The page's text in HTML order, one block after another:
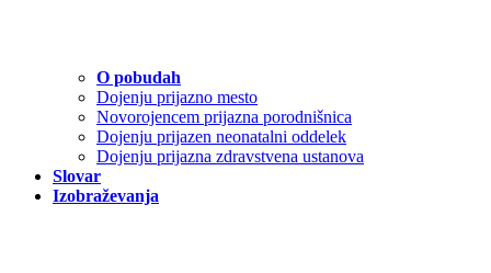
O pobudah
Dojenju prijazno mesto
Novorojencem prijazna porodnišnica
Dojenju prijazen neonatalni oddelek
Dojenju prijazna zdravstvena ustanova
Slovar
Izobraževanja